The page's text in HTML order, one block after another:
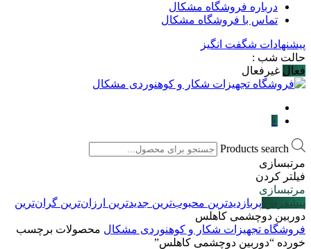
درباره فروشگاه مشکال
تماس با فروشگاه مشکال
پیشنهادات شگفت انگیز
حالت شب :
فعال غیرفعال
۰
Products search
مرتبسازی
فیلتر کردن
مرتبسازی
پیشفرض پربازدیدترین محبوب‌ترین جدیدترین ارزان‌ترین گران‌ترین
دوربین دوچشمی کاهلس
فروشگاه تجهیزات شکار و کوهنوردی مشکال محصولات برچسب
خورده “دوربین دوچشمی کاهلس”